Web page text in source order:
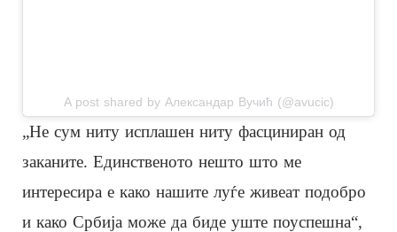
A post shared by Александар Вучић (@avucic)
„Не сум ниту исплашен ниту фасциниран од
заканите. Единственото нешто што ме
интересира е како нашите луѓе живеат подобро
и како Србија може да биде уште поуспешна“,